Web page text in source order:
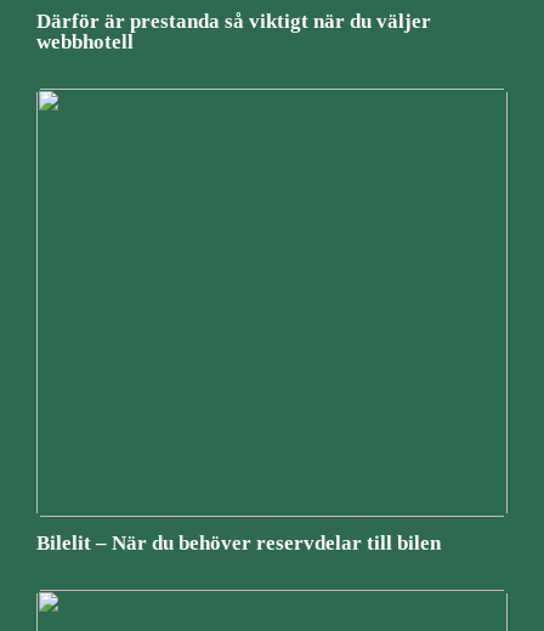
Därför är prestanda så viktigt när du väljer
webbhotell
Bilelit – När du behöver reservdelar till bilen